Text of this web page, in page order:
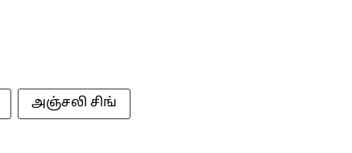
அஞ்சலி சிங்